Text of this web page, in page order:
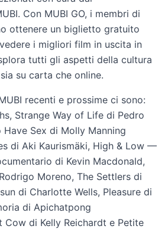
Con MUBI GO, i membri di
ottenere un biglietto gratuito
i migliori film in uscita in
tutti gli aspetti della cultura
su carta che online.
recenti e prossime ci sono:
Strange Way of Life di Pedro
Sex di Molly Manning
di Aki Kaurismäki, High & Low —
di Kevin Macdonald,
Moreno, The Settlers di
di Charlotte Wells, Pleasure di
di Apichatpong
Cow di Kelly Reichardt e Petite